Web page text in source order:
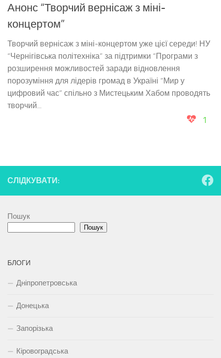
Анонс “Творчий вернісаж з міні-
концертом”
Творчий вернісаж з міні-концертом уже цієї середи! НУ
“Чернігівська політехніка” за підтримки “Програми з
розширення можливостей заради відновлення
порозуміння для лідерів громад в Україні “Мир у
цифровий час” спільно з Мистецьким Хабом проводять
творчий...
1
СЛІДКУВАТИ:
Пошук
Пошук
БЛОГИ
Дніпропетровська
Донецька
Запорізька
Кіровоградська